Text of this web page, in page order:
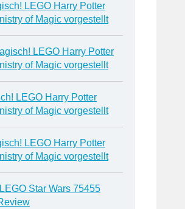
LEGO Harry Potter
of Magic vorgestellt
LEGO Harry Potter
of Magic vorgestellt
LEGO Harry Potter
of Magic vorgestellt
LEGO Harry Potter
of Magic vorgestellt
LEGO Star Wars 75455